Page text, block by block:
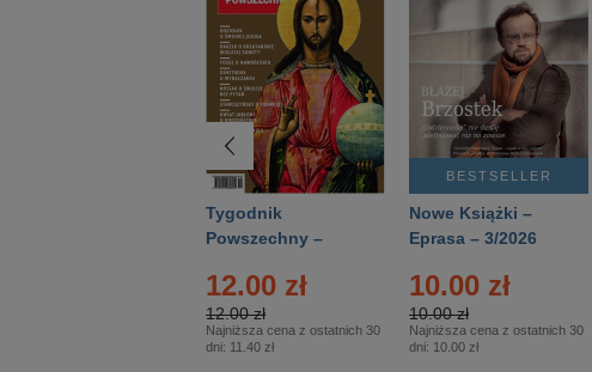
Tygodnik
Powszechny –
12.00 zł
12.00 zł
Najniższa cena z ostatnich 30
dni: 11.40 zł
BESTSELLER
Nowe Książki –
Eprasa – 3/2026
10.00 zł
10.00 zł
Najniższa cena z ostatnich 30
dni: 10.00 zł